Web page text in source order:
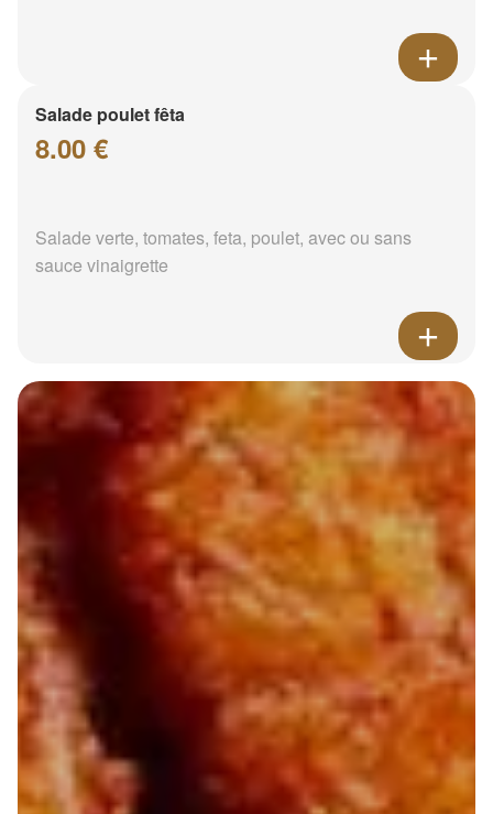
Salade poulet fêta
8.00 €
Salade verte, tomates, feta, poulet, avec ou sans
sauce vinaigrette